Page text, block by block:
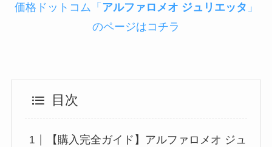
価格ドットコム「 アルファロメオ ジュリエッタ 」
のページはコチラ
目次
【購入完全ガイド】アルファロメオ ジュ